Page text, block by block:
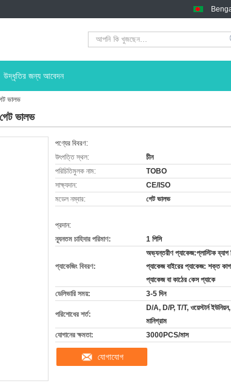
উদ্ধৃতির জন্য আবেদন
ভালভ
ভালভ
পণ্যের বিবরণ:
উৎপত্তি স্থল:
চীন
পরিচিতিমুলক নাম:
TOBO
সাক্ষ্যদান:
CE/ISO
মডেল নম্বার:
গেট ভালভ
প্রদান:
ন্যূনতম চাহিদার পরিমাণ:
1 পিসি
প্যাকেজিং বিবরণ:
অভ্যন্তরীণ প্যাকেজ:প্লাস্টিক ব্যাগ
প্যাকেজ বাইরের প্যাকেজ: শক্ত
প্যাকেজ বা কাঠের কেস প্যাকে
ডেলিভারি সময়:
3-5 দিন
পরিশোধের শর্ত:
D/A, D/P, T/T, ওয়েস্টার্ন ইউনিয়ন,
মানিগ্রাম
যোগানের ক্ষমতা:
3000PCS/মাস
যোগাযোগ